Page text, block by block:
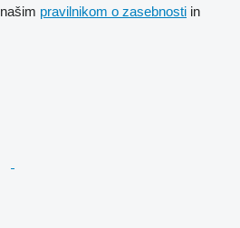
pravilnikom o zasebnosti in